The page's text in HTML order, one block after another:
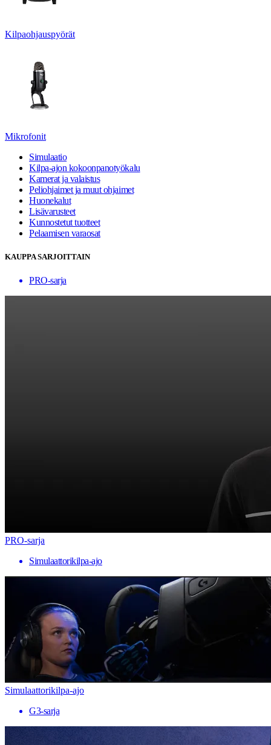
Kilpaohjauspyörät
Mikrofonit
Simulaatio
Kilpa-ajon kokoonpanotyökalu
Kamerat ja valaistus
Peliohjaimet ja muut ohjaimet
Huonekalut
Lisävarusteet
Kunnostetut tuotteet
Pelaamisen varaosat
KAUPPA SARJOITTAIN
PRO-sarja
PRO-sarja
Simulaattorikilpa-ajo
Simulaattorikilpa-ajo
G3-sarja